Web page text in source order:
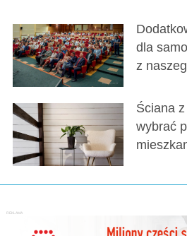
dla
z
Ściana
wybrać